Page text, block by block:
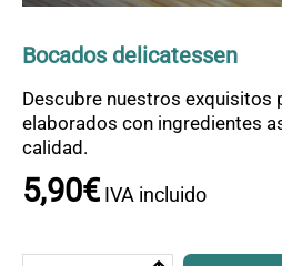
AGENDA
OFERTAS
CONTACTO
Bocados delicatessen
Descubre nuestros exquisitos
elaborados con ingredientes
calidad.
5,90€ IVA incluido